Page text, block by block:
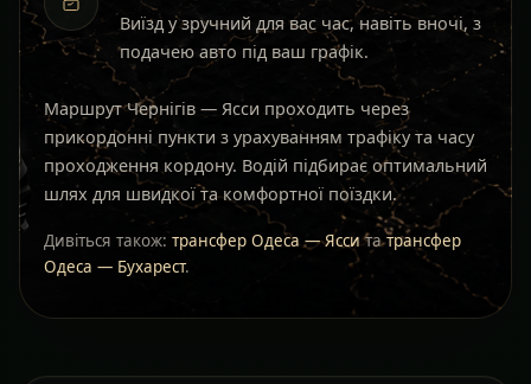
Виїзд у зручний для вас час, навіть вночі, з
подачею авто під ваш графік.
Маршрут Чернігів — Ясси проходить через
прикордонні пункти з урахуванням трафіку та часу
проходження кордону. Водій підбирає оптимальний
шлях для швидкої та комфортної поїздки.
Дивіться також: трансфер Одеса — Ясситатрансфер
Одеса — Бухарест.